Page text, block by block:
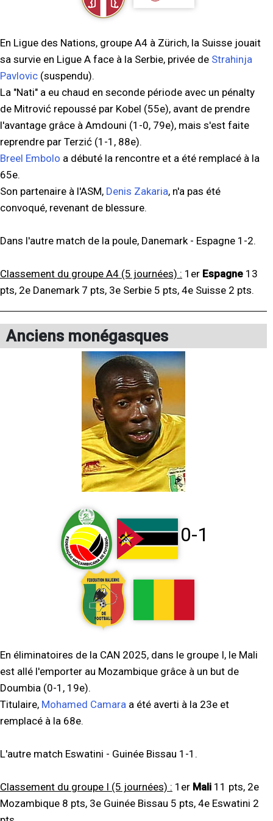
En Ligue des Nations, groupe A4 à Zürich, la Suisse jouait
sa survie en Ligue A face à la Serbie, privée de Strahinja
Pavlovic (suspendu).
La "Nati" a eu chaud en seconde période avec un pénalty
de Mitrović repoussé par Kobel (55e), avant de prendre
l'avantage grâce à Amdouni (1-0, 79e), mais s'est faite
reprendre par Terzić (1-1, 88e).
Breel Embolo a débuté la rencontre et a été remplacé à la
65e.
Son partenaire à l'ASM, Denis Zakaria, n'a pas été
convoqué, revenant de blessure.
Dans l'autre match de la poule, Danemark - Espagne 1-2.
Classement du groupe A4 (5 journées) : 1er Espagne 13
pts, 2e Danemark 7 pts, 3e Serbie 5 pts, 4e Suisse 2 pts.
Anciens monégasques
0-1
En éliminatoires de la CAN 2025, dans le groupe I, le Mali
est allé l'emporter au Mozambique grâce à un but de
Doumbia (0-1, 19e).
Titulaire, Mohamed Camara a été averti à la 23e et
remplacé à la 68e.
L'autre match Eswatini - Guinée Bissau 1-1.
Classement du groupe I (5 journées) : 1er Mali 11 pts, 2e
Mozambique 8 pts, 3e Guinée Bissau 5 pts, 4e Eswatini 2